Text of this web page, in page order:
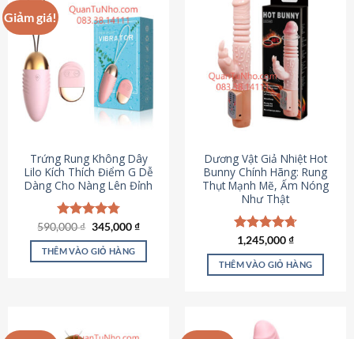
Giảm giá!
Trứng Rung Không Dây
Lilo Kích Thích Điểm G Dễ
Dàng Cho Nàng Lên Đỉnh
Được xếp
hạng4.79
5 sao
590,000₫ Giá
là:
590,000 ₫.
345,000₫Giá
tại
345,000 ₫.
THÊM VÀO GIỎ HÀNG
Dương Vật Giả Nhiệt Hot
Bunny Chính Hãng: Rung
Thụt Mạnh Mẽ, Ấm Nóng
Như Thật
Được xếp
hạng4.73
5 sao
1,245,000₫
THÊM VÀO GIỎ HÀNG